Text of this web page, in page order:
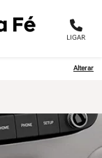
LIGAR
Alterar